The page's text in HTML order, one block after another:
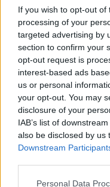
If you wish to opt-out
processing of your
targeted advertising by
section to confirm your
opt-out request is
interest-based ads
us or personal
your opt-out. You may
disclosure of your
IAB’s list of
also be disclosed by us
Downstream
Personal Data
250 g melis
100 g gjær
0,5 ts kardemomme
1,5 kg hvetemel
Pynt:
melisdryss
Fremgangsmåte
Kok opp melk, smør